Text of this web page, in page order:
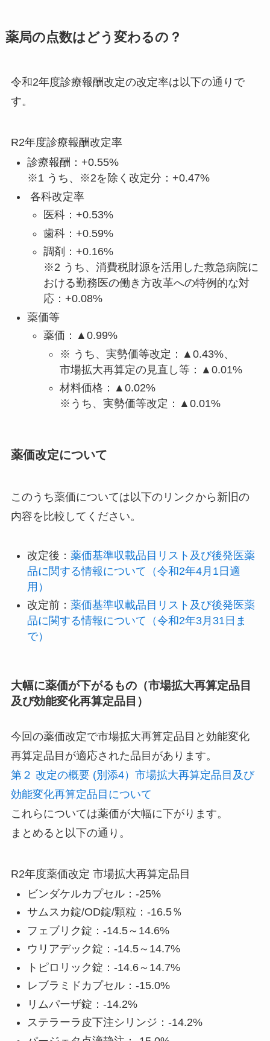
薬局の点数はどう変わるの？
令和2年度診療報酬改定の改定率は以下の通りで
す。
R2年度診療報酬改定率
診療報酬：+0.55%
※1 うち、※2を除く改定分：+0.47%
各科改定率
医科：+0.53%
歯科：+0.59%
調剤：+0.16%
※2 うち、消費税財源を活用した救急病院に
おける勤務医の働き方改革への特例的な対
応：+0.08%
薬価等
薬価：▲0.99%
※ うち、実勢価等改定：▲0.43%、
市場拡大再算定の見直し等：▲0.01%
材料価格：▲0.02%
※うち、実勢価等改定：▲0.01%
薬価改定について
このうち薬価については以下のリンクから新旧の
内容を比較してください。
改定後： 薬価基準収載品目リスト及び後発医薬
品に関する情報について（令和2年4月1日適
用）
改定前： 薬価基準収載品目リスト及び後発医薬
品に関する情報について（令和2年3月31日ま
で）
大幅に薬価が下がるもの（市場拡大再算定品目
及び効能変化再算定品目）
今回の薬価改定で市場拡大再算定品目と効能変化
再算定品目が適応された品目があります。
第２ 改定の概要 (別添4）市場拡大再算定品目及び
効能変化再算定品目について
これらについては薬価が大幅に下がります。
まとめると以下の通り。
R2年度薬価改定 市場拡大再算定品目
ビンダケルカプセル：-25%
サムスカ錠/OD錠/顆粒：-16.5％
フェブリク錠：-14.5～14.6%
ウリアデック錠：-14.5～14.7%
トピロリック錠：-14.6～14.7%
レブラミドカプセル：-15.0%
リムパーザ錠：-14.2%
ステラーラ皮下注シリンジ：-14.2%